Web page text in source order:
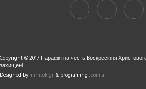
Copyright © 2017 Парафія на честь Воскресіння
захищені.
Designed by minitek.gr & programing Joomla